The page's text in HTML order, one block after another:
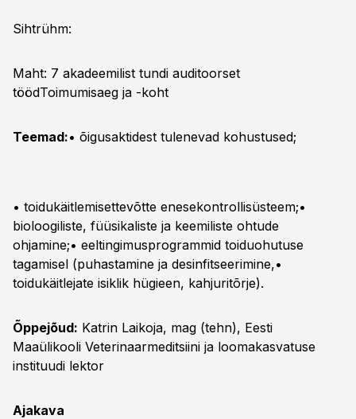
Sihtrühm:
Maht: 7 akadeemilist tundi auditoorset
töödToimumisaeg ja -koht
Teemad:• õigusaktidest tulenevad kohustused;
• toidukäitlemisettevõtte enesekontrollisüsteem;•
bioloogiliste, füüsikaliste ja keemiliste ohtude
ohjamine;• eeltingimusprogrammid toiduohutuse
tagamisel (puhastamine ja desinfitseerimine,•
toidukäitlejate isiklik hügieen, kahjuritõrje).
Õppejõud: Katrin Laikoja, mag (tehn), Eesti
Maaülikooli Veterinaarmeditsiini ja loomakasvatuse
instituudi lektor
Ajakava